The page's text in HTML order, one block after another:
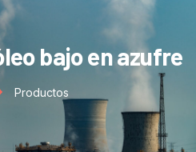
bajo en azufre
Productos